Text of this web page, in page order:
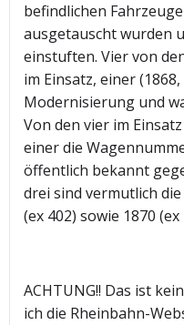
befindlichen
ausgetauscht wurden
einstuften. Vier von
im Einsatz, einer
Modernisierung und
Von den vier im
einer die
öffentlich bekannt
drei sind vermutlich die
(ex 402) sowie 1870 (ex
ACHTUNG!! Das ist
ich die Rheinbahn-